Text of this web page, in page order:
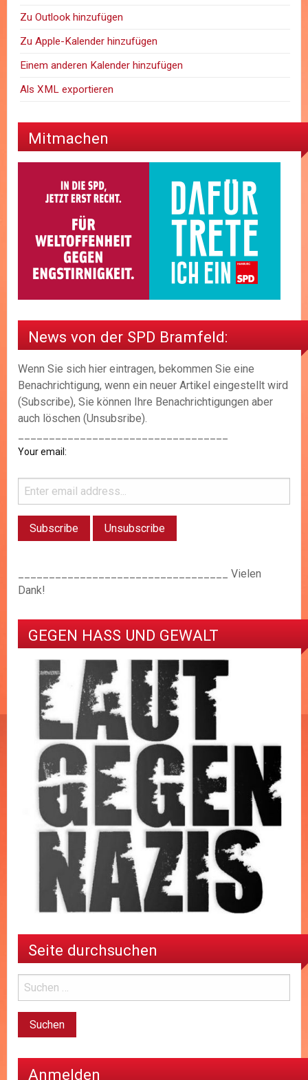
Zu Outlook hinzufügen
Zu Apple-Kalender hinzufügen
Einem anderen Kalender hinzufügen
Als XML exportieren
Mitmachen
News von der SPD Bramfeld:
Wenn Sie sich hier eintragen, bekommen Sie eine
Benachrichtigung, wenn ein neuer Artikel eingestellt wird
(Subscribe), Sie können Ihre Benachrichtigungen aber
auch löschen (Unsubsribe).
Your email:
__________________________________ Vielen
Dank!
GEGEN HASS UND GEWALT
Seite durchsuchen
Anmelden